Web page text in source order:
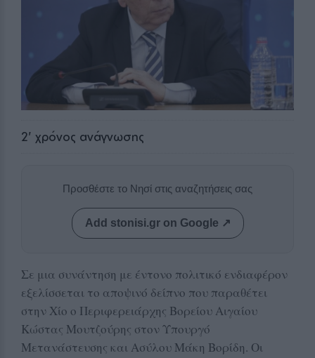
2' χρόνος ανάγνωσης
Προσθέστε το Νησί στις αναζητήσεις σας
Add stonisi.gr on Google ↗
Σε μια συνάντηση με έντονο πολιτικό ενδιαφέρον
εξελίσσεται το αποψινό δείπνο που παραθέτει
στην Χίο ο Περιφερειάρχης Βορείου Αιγαίου
Κώστας Μουτζούρης στον Υπουργό
Μετανάστευσης και Ασύλου Μάκη Βορίδη. Οι